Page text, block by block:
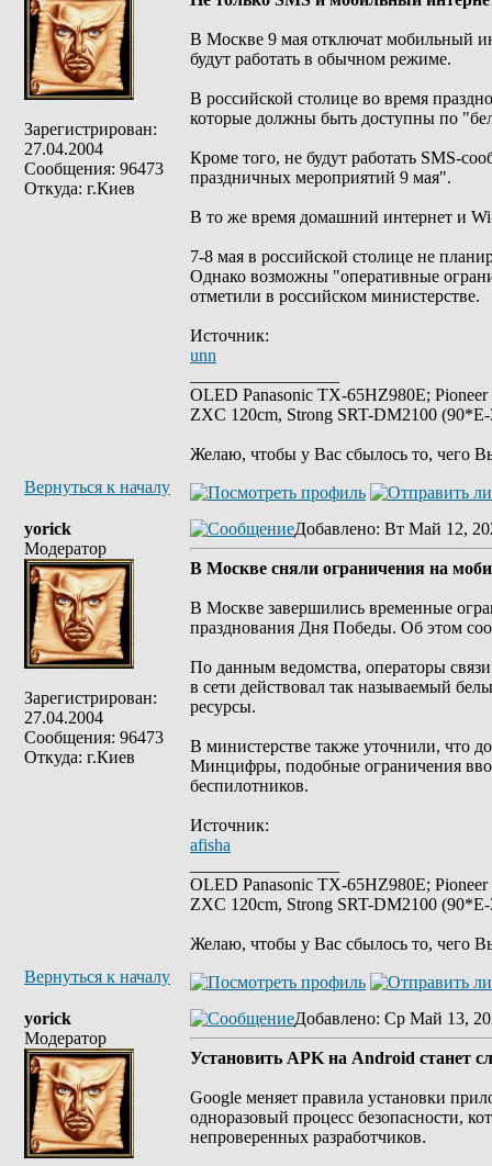
Зарегистрирован:
27.04.2004
Сообщения: 96473
Откуда: г.Киев
В Москве 9 мая отключат мобильный
будут работать в обычном режиме.
В российской столице во время
которые должны быть доступны по
Кроме того, не будут работать SMS-
праздничных мероприятий 9 мая".
В то же время домашний интернет и
7-8 мая в российской столице не
Однако возможны "оперативные
отметили в российском министерстве.
Источник:
unn
OLED Panasonic TX-65HZ980E;
ZXC 120cm, Strong SRT-DM2100
Желаю, чтобы у Вас сбылось то, чего
Вернуться к началу
yorick
Модератор
Зарегистрирован:
27.04.2004
Сообщения: 96473
Откуда: г.Киев
Добавлено: Вт Май 12,
В Москве сняли ограничения на
В Москве завершились временные
празднования Дня Победы. Об этом
По данным ведомства, операторы
в сети действовал так называемый
ресурсы.
В министерстве также уточнили, что
Минцифры, подобные ограничения
беспилотников.
Источник:
afisha
OLED Panasonic TX-65HZ980E;
ZXC 120cm, Strong SRT-DM2100
Желаю, чтобы у Вас сбылось то, чего
Вернуться к началу
yorick
Модератор
Добавлено: Ср Май 13,
Установить APK на Android станет
Google меняет правила установки
одноразовый процесс безопасности,
непроверенных разработчиков.